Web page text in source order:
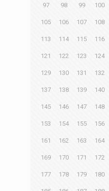
97 98 99 100
105 106 107 108
113 114 115 116
121 122 123 124
129 130 131 132
137 138 139 140
145 146 147 148
153 154 155 156
161 162 163 164
169 170 171 172
177 178 179 180